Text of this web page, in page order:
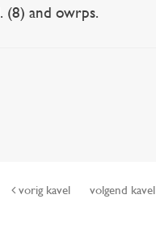
(8) and owrps.
vorig kavel volgend kavel